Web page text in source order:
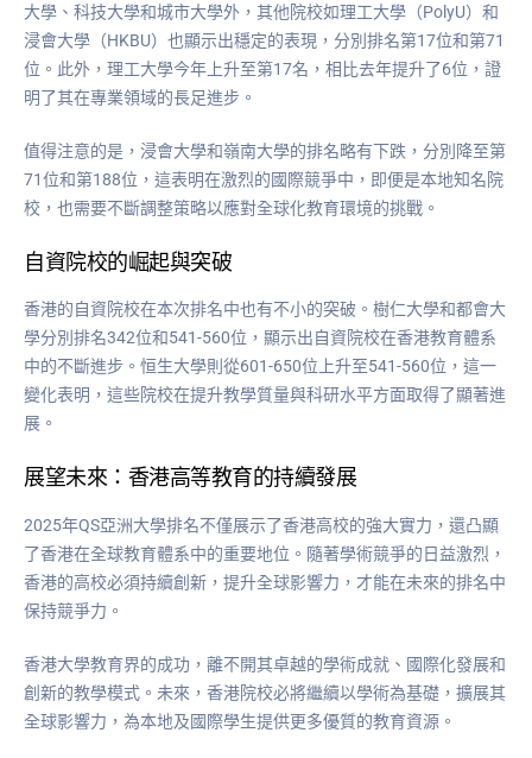
大學、科技大學和城市大學外，其他院校如理工大學（PolyU）和
浸會大學（HKBU）也顯示出穩定的表現，分別排名第17位和第71
位。此外，理工大學今年上升至第17名，相比去年提升了6位，證
明了其在專業領域的長足進步。
值得注意的是，浸會大學和嶺南大學的排名略有下跌，分別降至第
71位和第188位，這表明在激烈的國際競爭中，即便是本地知名院
校，也需要不斷調整策略以應對全球化教育環境的挑戰。
自資院校的崛起與突破
香港的自資院校在本次排名中也有不小的突破。樹仁大學和都會大
學分別排名342位和541-560位，顯示出自資院校在香港教育體系
中的不斷進步。恒生大學則從601-650位上升至541-560位，這一
變化表明，這些院校在提升教學質量與科研水平方面取得了顯著進
展。
展望未來：香港高等教育的持續發展
2025年QS亞洲大學排名不僅展示了香港高校的強大實力，還凸顯
了香港在全球教育體系中的重要地位。隨著學術競爭的日益激烈，
香港的高校必須持續創新，提升全球影響力，才能在未來的排名中
保持競爭力。
香港大學教育界的成功，離不開其卓越的學術成就、國際化發展和
創新的教學模式。未來，香港院校必將繼續以學術為基礎，擴展其
全球影響力，為本地及國際學生提供更多優質的教育資源。